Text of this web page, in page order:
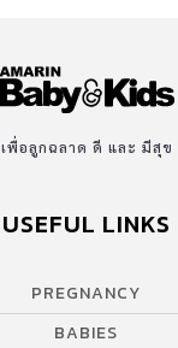
เพื่อลูกฉลาด ดี และ มีสุข
USEFUL LINKS
PREGNANCY
BABIES